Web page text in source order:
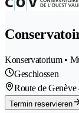
Konservatorium •
Geschlossen
Route de Genève
Termin reservieren